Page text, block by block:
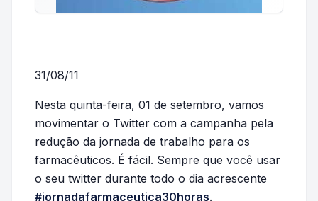
31/08/11
Nesta quinta-feira, 01 de setembro, vamos
movimentar o Twitter com a campanha pela
redução da jornada de trabalho para os
farmacêuticos. É fácil. Sempre que você usar
o seu twitter durante todo o dia acrescente
#jornadafarmaceutica30horas.